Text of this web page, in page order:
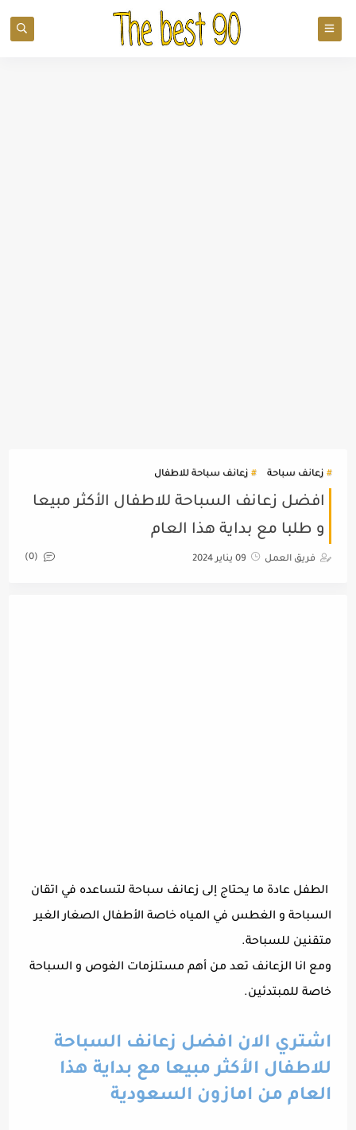
زعانف سباحة زعانف سباحة للاطفال
افضل زعانف السباحة للاطفال الأكثر مبيعا
و طلبا مع بداية هذا العام
فريق العمل 09 يناير 2024 (0)
الطفل عادة ما يحتاج إلى زعانف سباحة لتساعده في اتقان
السباحة و الغطس في المياه خاصة الأطفال الصغار الغير
متقنين للسباحة.
ومع انا الزعانف تعد من أهم مستلزمات الغوص و السباحة
خاصة للمبتدئين.
اشتري الان افضل زعانف السباحة
للاطفال الأكثر مبيعا مع بداية هذا
العام من امازون السعودية